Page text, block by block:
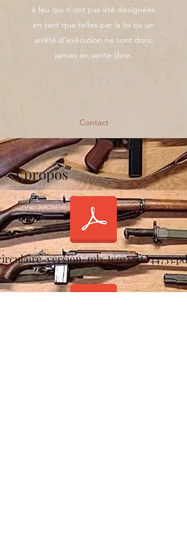
à feu qui n'ont pas été désignées
en tant que telles par la loi ou un
arrêté d'exécution ne sont donc
jamais en vente libre.
Contact
À propos
version-mb-tcm421-144735.pdf